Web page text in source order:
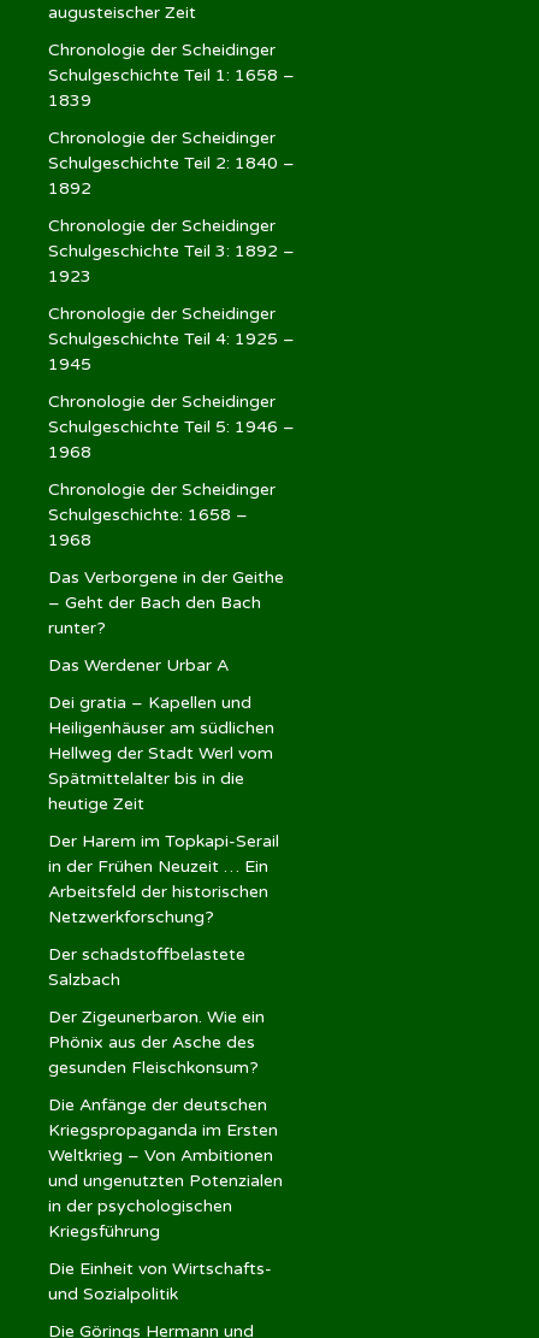
augusteischer Zeit
Chronologie der Scheidinger
Schulgeschichte Teil 1: 1658 –
1839
Chronologie der Scheidinger
Schulgeschichte Teil 2: 1840 –
1892
Chronologie der Scheidinger
Schulgeschichte Teil 3: 1892 –
1923
Chronologie der Scheidinger
Schulgeschichte Teil 4: 1925 –
1945
Chronologie der Scheidinger
Schulgeschichte Teil 5: 1946 –
1968
Chronologie der Scheidinger
Schulgeschichte: 1658 –
1968
Das Verborgene in der Geithe
– Geht der Bach den Bach
runter?
Das Werdener Urbar A
Dei gratia – Kapellen und
Heiligenhäuser am südlichen
Hellweg der Stadt Werl vom
Spätmittelalter bis in die
heutige Zeit
Der Harem im Topkapi-Serail
in der Frühen Neuzeit … Ein
Arbeitsfeld der historischen
Netzwerkforschung?
Der schadstoffbelastete
Salzbach
Der Zigeunerbaron. Wie ein
Phönix aus der Asche des
gesunden Fleischkonsum?
Die Anfänge der deutschen
Kriegspropaganda im Ersten
Weltkrieg – Von Ambitionen
und ungenutzten Potenzialen
in der psychologischen
Kriegsführung
Die Einheit von Wirtschafts-
und Sozialpolitik
Die Görings Hermann und